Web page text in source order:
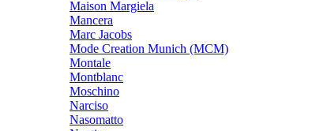
Maison Margiela
Mancera
Marc Jacobs
Mode Creation Munich (MCM)
Montale
Montblanc
Moschino
Narciso
Nasomatto